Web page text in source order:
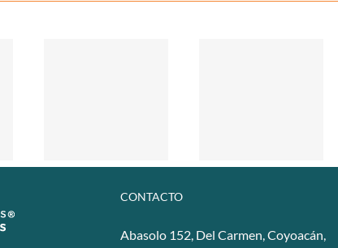
CONTACTO
Abasolo 152, Del Carmen, Coyoacán,